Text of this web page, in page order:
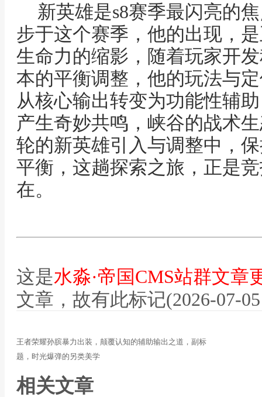
新英雄是s8赛季最闪亮的
步于这个赛季，他的出现，
生命力的缩影，随着玩家开
本的平衡调整，他的玩法与
从核心输出转变为功能性辅
产生奇妙共鸣，峡谷的战术
轮的新英雄引入与调整中，
平衡，这趟探索之旅，正是
在。
这是水淼·帝国CMS站群文章
文章，故有此标记(2026-07-
王者荣耀孙膑暴力出装，颠覆认知的辅助输出之道，副标
题，时光爆弹的另类美学
相关文章